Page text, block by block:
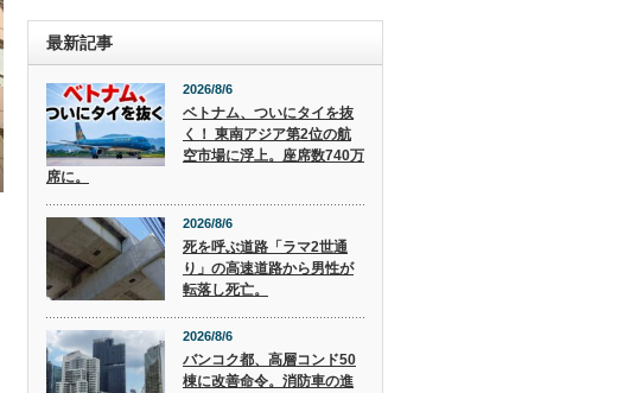
最新記事
2026/8/6
ベトナム、ついにタイを抜
く！ 東南アジア第2位の航
空市場に浮上。座席数740万
席に。
2026/8/6
死を呼ぶ道路「ラマ2世通
り」の高速道路から男性が
転落し死亡。
2026/8/6
バンコク都、高層コンド50
棟に改善命令。消防車の進